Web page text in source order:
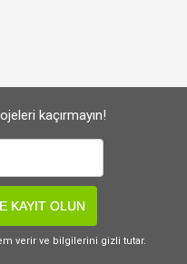
kaçırmayın!
KAYIT OLUN
verir ve bilgilerini gizli tutar.